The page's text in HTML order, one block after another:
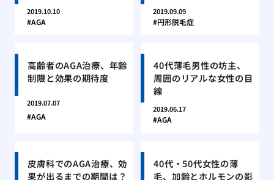
2019.10.10
AGA
2019.09.09
円形脱毛症
高齢者のAGA治療、年齢
制限と効果の期待度
2019.07.07
AGA
40代薄毛男性の坊主、
周囲のリアルな女性の目
線
2019.06.17
AGA
皮膚科でのAGA治療、効
果が出るまでの期間は？
40代・50代女性の薄
毛、加齢とホルモンの影